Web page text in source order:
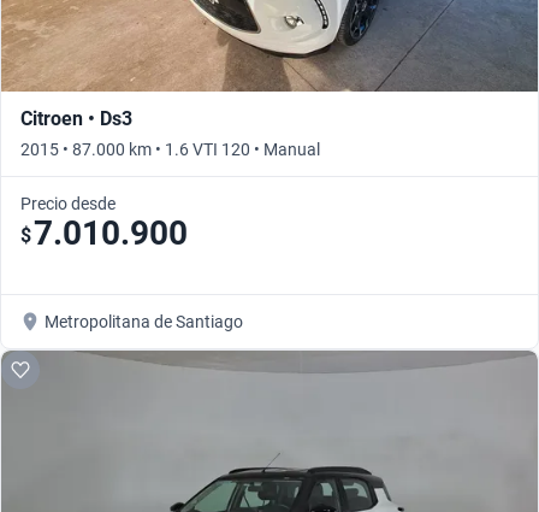
Citroen • Ds3
2015 • 87.000 km • 1.6 VTI 120 • Manual
Precio desde
$7.010.900
Metropolitana de Santiago